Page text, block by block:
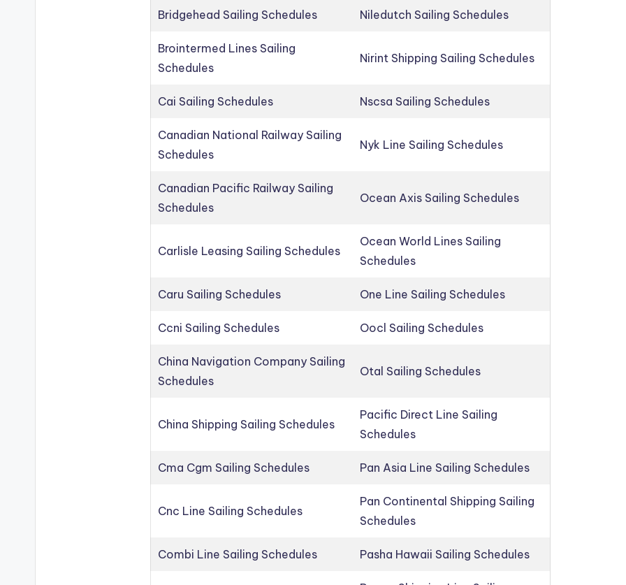
Bridgehead Sailing Schedules Niledutch Sailing Schedules
Brointermed Lines Sailing
Schedules
Nirint Shipping Sailing Schedules
Cai Sailing Schedules Nscsa Sailing Schedules
Canadian National Railway Sailing
Schedules
Nyk Line Sailing Schedules
Canadian Pacific Railway Sailing
Schedules
Ocean Axis Sailing Schedules
Carlisle Leasing Sailing Schedules
Ocean World Lines Sailing
Schedules
Caru Sailing Schedules One Line Sailing Schedules
Ccni Sailing Schedules Oocl Sailing Schedules
China Navigation Company Sailing
Schedules
Otal Sailing Schedules
China Shipping Sailing Schedules
Pacific Direct Line Sailing
Schedules
Cma Cgm Sailing Schedules Pan Asia Line Sailing Schedules
Cnc Line Sailing Schedules
Pan Continental Shipping Sailing
Schedules
Combi Line Sailing Schedules Pasha Hawaii Sailing Schedules